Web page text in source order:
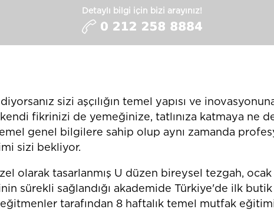
Detaylı bilgi için bizi arayınız!
sizi aşçılığın temel yapısı ve
fikrinizi de yemeğinize, tatlınıza katmaya ne
genel bilgilere sahip olup aynı zamanda
sizi bekliyor.
olarak tasarlanmış U düzen bireysel tezgah,
sürekli sağlandığı akademide Türkiye'de ilk
tarafından 8 haftalık temel mutfak